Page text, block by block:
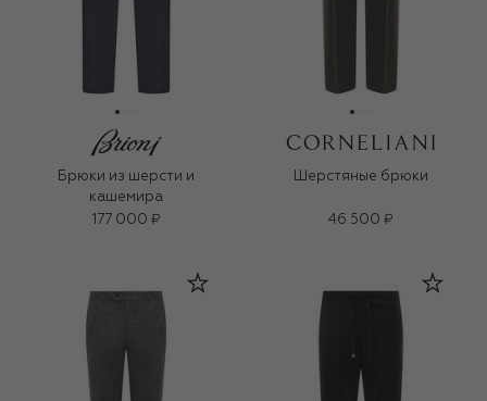
Брюки из шерсти и
кашемира
177 000 ₽
Шерстяные брюки
46 500 ₽